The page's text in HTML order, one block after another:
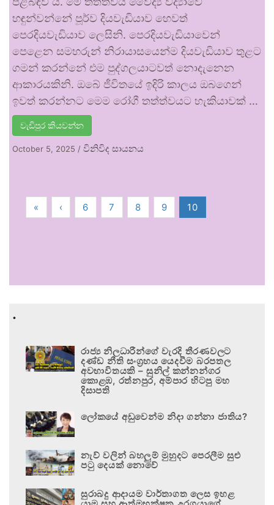
හඳුන්වන්නේ පූර්ව දියවැඩියාව හෙවත්
පෙරදියවැඩියාව ලෙසිනි. පෙරදියවැඩියාවෙන්
පෙළෙන සමහරුන් නිරායාසයෙන්ම දියවැඩියාව තුළට
ගමන් කරන්නේ එම පුද්ගලයාටවත් නොදැනෙන
ආකාරයකිනි. ඔබේ ජීවිතයේ ඉදිරි කාලය ඔබගෙන්
ඉවත් කරන්නට මෙම රෝගී තත්ත්වයට හැකියාවක් …
වැඩිපුර කියවන්න
October 5, 2025 / විනිවිද සායනය
« ‹ 6 7 8 9 10
.
රාජ්‍ය නිලධාරීන්ගේ වැරදි තීරණවලට
දණ්ඩ නීති සංග්‍රහය යෙදවීම බරපතල
අවභාවිතයකි – සුනිල් කන්නන්ගර
කොළඹ, රත්නපුර, අම්පාර හිටපු මහ
දිසාපති
ලෝකයේ අඩුවෙන්ම නිදා ගන්නා ජාතිය?
නැව් වලින් බහලුම් මුහුදට පෙරලීම සුළු
පටු දෙයක් නොවේ
සුරාබදු ආදායම වාර්තාගත ලෙස ඉහළ